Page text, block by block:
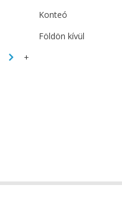
Konteó
Földön kívül
+